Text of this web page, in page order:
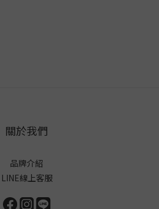
關於我們
品牌介紹
LINE線上客服